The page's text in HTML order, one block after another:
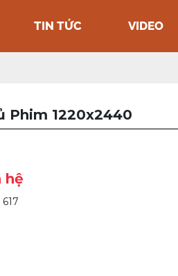
TIN TỨC VIDEO
Phim 1220x2440
hệ
617